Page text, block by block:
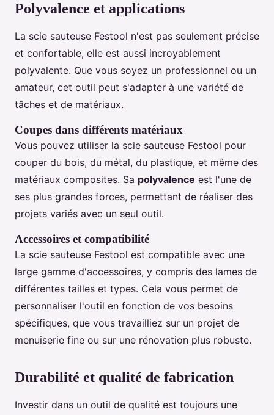
Polyvalence et applications
La scie sauteuse Festool n'est pas seulement précise
et confortable, elle est aussi incroyablement
polyvalente. Que vous soyez un professionnel ou un
amateur, cet outil peut s'adapter à une variété de
tâches et de matériaux.
Coupes dans différents matériaux
Vous pouvez utiliser la scie sauteuse Festool pour
couper du bois, du métal, du plastique, et même des
matériaux composites. Sa polyvalence est l'une de
ses plus grandes forces, permettant de réaliser des
projets variés avec un seul outil.
Accessoires et compatibilité
La scie sauteuse Festool est compatible avec une
large gamme d'accessoires, y compris des lames de
différentes tailles et types. Cela vous permet de
personnaliser l'outil en fonction de vos besoins
spécifiques, que vous travailliez sur un projet de
menuiserie fine ou sur une rénovation plus robuste.
Durabilité et qualité de fabrication
Investir dans un outil de qualité est toujours une